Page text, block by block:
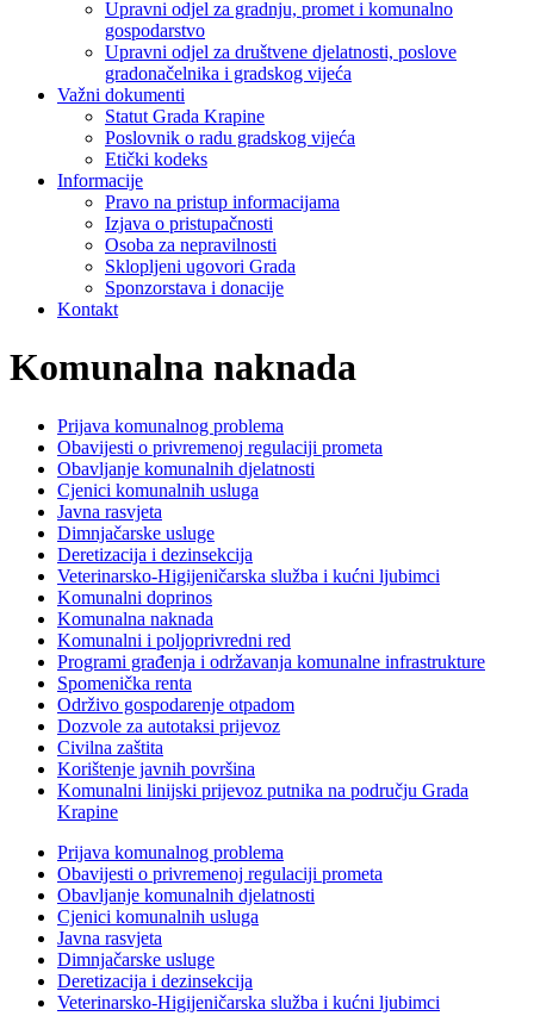
Upravni odjel za gradnju, promet i komunalno
gospodarstvo
Upravni odjel za društvene djelatnosti, poslove
gradonačelnika i gradskog vijeća
Važni dokumenti
Statut Grada Krapine
Poslovnik o radu gradskog vijeća
Etički kodeks
Informacije
Pravo na pristup informacijama
Izjava o pristupačnosti
Osoba za nepravilnosti
Sklopljeni ugovori Grada
Sponzorstava i donacije
Kontakt
Komunalna naknada
Prijava komunalnog problema
Obavijesti o privremenoj regulaciji prometa
Obavljanje komunalnih djelatnosti
Cjenici komunalnih usluga
Javna rasvjeta
Dimnjačarske usluge
Deretizacija i dezinsekcija
Veterinarsko-Higijeničarska služba i kućni ljubimci
Komunalni doprinos
Komunalna naknada
Komunalni i poljoprivredni red
Programi građenja i održavanja komunalne infrastrukture
Spomenička renta
Održivo gospodarenje otpadom
Dozvole za autotaksi prijevoz
Civilna zaštita
Korištenje javnih površina
Komunalni linijski prijevoz putnika na području Grada
Krapine
Prijava komunalnog problema
Obavijesti o privremenoj regulaciji prometa
Obavljanje komunalnih djelatnosti
Cjenici komunalnih usluga
Javna rasvjeta
Dimnjačarske usluge
Deretizacija i dezinsekcija
Veterinarsko-Higijeničarska služba i kućni ljubimci